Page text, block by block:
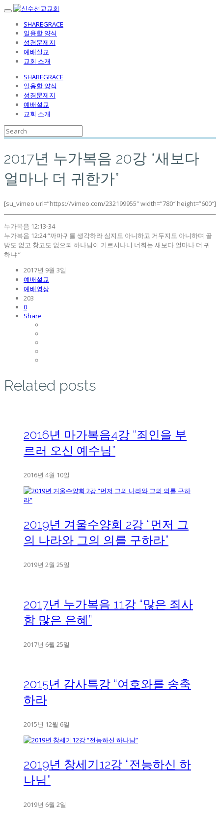
SHAREGRACE
일용할 양식
성경문제지
예배설교
교회 소개
SHAREGRACE
일용할 양식
성경문제지
예배설교
교회 소개
2017년 누가복음 20강 “새보다
얼마나 더 귀한가”
[su_vimeo url=”https://vimeo.com/232199955″ width=”780″ height=”600″]
누가복음 12:13-34
누가복음 12:24 “까마귀를 생각하라 심지도 아니하고 거두지도 아니하며 골
방도 없고 창고도 없으되 하나님이 기르시나니 너희는 새보다 얼마나 더 귀
하냐 “
2017년 9월 3일
예배설교
예배영상
203
0
Share
Related posts
2016년 마가복음4강 “죄인을 부
르러 오신 예수님”
2016년 4월 10일
2019년 겨울수양회 2강 “먼저 그
의 나라와 그의 의를 구하라”
2019년 2월 25일
2017년 누가복음 11강 “많은 죄사
함 많은 은혜”
2017년 6월 25일
2015년 감사특강 “여호와를 송축
하라
2015년 12월 6일
2019년 창세기12강 “전능하신 하
나님”
2019년 6월 2일